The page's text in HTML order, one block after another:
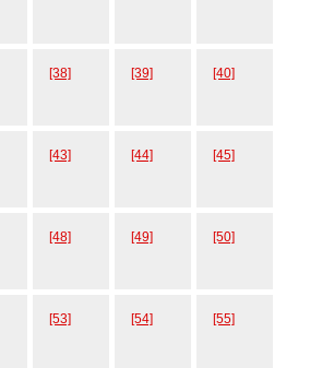
[38] [39] [40]
[43] [44] [45]
[48] [49] [50]
[53] [54] [55]